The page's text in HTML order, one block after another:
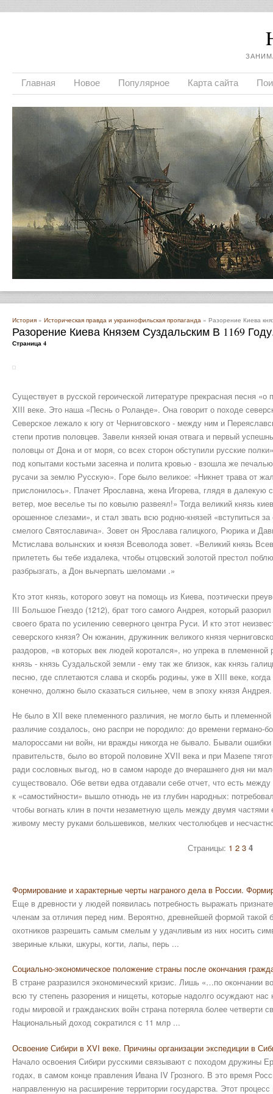
Главная Новое Популярное Карта сайта
История » Историческая правда и украинофильская пропаганда » Разорение Киева
Разорение Киева Князем Суздальским В 1169
Страница 4
Существует в русской героической литературе прекрасная песня
XIII веке. Это наша «Песнь о Роланде». Она говорит о походе
Северское лежало к югу от Черниговского - между ним и
степи против половцев. Завели князей юная отвага и первый
половцы от Дона и от моря, со всех сторон обступили русские
под копытами костьми засеяна и полита кровью - взошла же
русачи за землю Русскую». Горе было великое: «Никнет трава от
прислонилось». Плачет Ярославна, жена Игорева, глядя в далекую
ветер, мое веселье ты по ковылю развеял!» Тогда великий князь
орошенное слезами», и стал звать всю родню-князей «вступиться
смелого Святославича». Зовет он Ярослава галицкого, Рюрика и
Мстислава волынских и князя Всеволода зовет. «Великий князь
прилететь бы тебе издалека, чтобы отцовский золотой престол
разбрызгать, а Дон вычерпать шеломами .»
Кто этот князь, которого зовут на помощь из Киева, поэтически
III Большое Гнездо (1212), брат того самого Андрея, который
своего брата по усилению северного центра Руси. И кто этот
северского князя? Он южанин, дружинник великого князя
раздоров, «в которых век людей коротался», но упрека в племенной
князь - князь Суздальской земли - ему так же близок, как князь
песню, где сплетаются слава и скорбь родины, уже в XIII веке,
конечно, должно было сказаться сильнее, чем в эпоху князя Андрея.
Не было в XII веке племенного различия, не могло быть и
различие создалось, оно распри не породило: до времени германо-
малороссами ни войн, ни вражды никогда не бывало. Бывали ошибки
правительств, было во второй половине XVII века и при Мазепе
ради сословных выгод, но в самом народе до вчерашнего дня ни
существовало. Обе ветви едва отдавали себе отчет, что есть
к «самостийности» вышло отнюдь не из глубин народных:
чтобы вогнать клин в почти незаметную щель между двумя частями
живому месту руками большевиков, мелких честолюбцев и
Страницы: 1 2 3 4
Формирование и характерные черты награного дела в России.
Еще в древности у людей появилась потребность выражать
членам за отличия перед ним. Вероятно, древнейшей формой такой
охотников разрешить самым смелым у удачливым из них носить
звериные клыки, шкуры, когти, лапы, перь ...
Социально-экономическое положение страны после окончания
В стране разразился экономический кризис. Лишь «…по окончании
всю ту степень разорения и нищеты, которые надолго осуждают нас
годы мировой и гражданских войн страна потеряла более четверти
Национальный доход сократился с 11 млр ...
Освоение Сибири в XVI веке. Причины организации экспедиции в
Начало освоения Сибири русскими связывают с походом дружины
годах, в самом конце правления Ивана IV Грозного. В это время
направленную на расширение территории государства. Этот